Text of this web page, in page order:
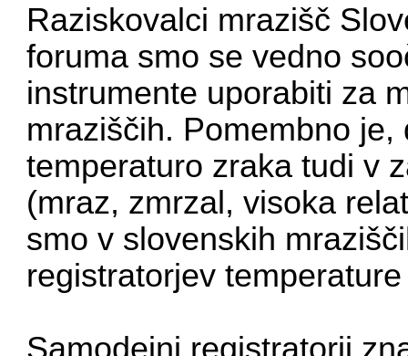
Raziskovalci mrazišč
foruma smo se vedno
instrumente uporabiti za
mraziščih. Pomembno
temperaturo zraka tudi v
(mraz, zmrzal, visoka
smo v slovenskih
registratorjev
Samodejni registratorji